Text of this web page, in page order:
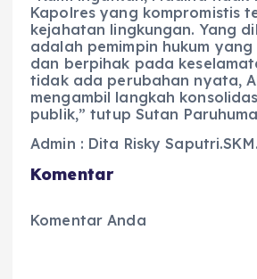
Kapolres yang kompromistis
kejahatan lingkungan. Yang
adalah pemimpin hukum
dan berpihak pada
tidak ada perubahan nyata,
mengambil langkah
publik,” tutup Sutan
Admin : Dita Risky Saputri.SKM.
Komentar
Komentar Anda